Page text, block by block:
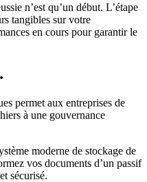
n’est qu’un début. L’étape
tangibles sur votre
en cours pour garantir le
permet aux entreprises de
à une gouvernance
moderne de stockage de
vos documents d’un passif
sécurisé.